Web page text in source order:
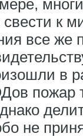
к
все же
в
пожар
не